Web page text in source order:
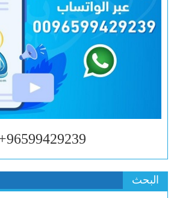
96599429239+
البحث